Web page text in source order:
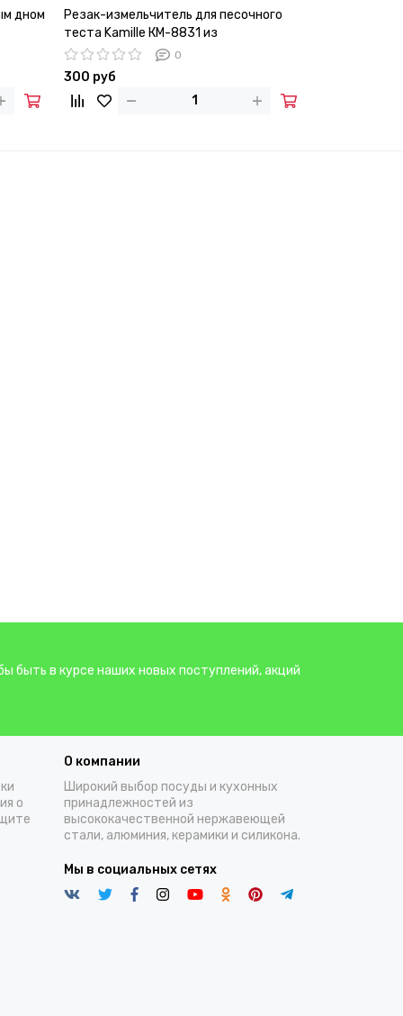
дном
Резак-измельчитель для песочного
теста Kamille КМ-8831 из
нержавеющей стали с силиконовой
ручкой
0
300 руб
быть в курсе наших новых поступлений, акций
о
О компании
Широкий выбор посуды и кухонных
принадлежностей из
высококачественной нержавеющей
стали, алюминия, керамики и силикона.
Мы в социальных сетях